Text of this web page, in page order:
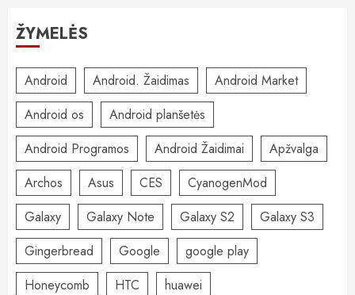
ŽYMELĖS
Android Android. Žaidimas
Android Market
Android os
Android planšetės
Android Programos
Android Žaidimai
Apžvalga
Archos
Asus CES
CyanogenMod
Galaxy
Galaxy Note Galaxy S2
Galaxy S3
Gingerbread
Google
google play
Honeycomb
HTC
huawei